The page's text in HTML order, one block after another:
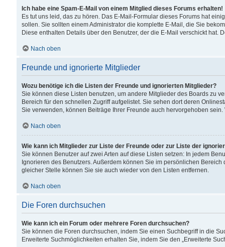
Ich habe eine Spam-E-Mail von einem Mitglied dieses Forums erhalten!
Es tut uns leid, das zu hören. Das E-Mail-Formular dieses Forums hat
sollen. Sie sollten einem Administrator die komplette E-Mail, die Sie
Diese enthalten Details über den Benutzer, der die E-Mail verschickt hat.
Nach oben
Freunde und ignorierte Mitglieder
Wozu benötige ich die Listen der Freunde und ignorierten Mitglieder?
Sie können diese Listen benutzen, um andere Mitglieder des Boards zu
Bereich für den schnellen Zugriff aufgelistet. Sie sehen dort deren
Sie verwenden, können Beiträge Ihrer Freunde auch hervorgehoben
Nach oben
Wie kann ich Mitglieder zur Liste der Freunde oder zur Liste der
Sie können Benutzer auf zwei Arten auf diese Listen setzen: In jedem
Ignorieren des Benutzers. Außerdem können Sie im persönlichen
gleicher Stelle können Sie sie auch wieder von den Listen entfernen.
Nach oben
Die Foren durchsuchen
Wie kann ich ein Forum oder mehrere Foren durchsuchen?
Sie können die Foren durchsuchen, indem Sie einen Suchbegriff in die
Erweiterte Suchmöglichkeiten erhalten Sie, indem Sie den „Erweiterte